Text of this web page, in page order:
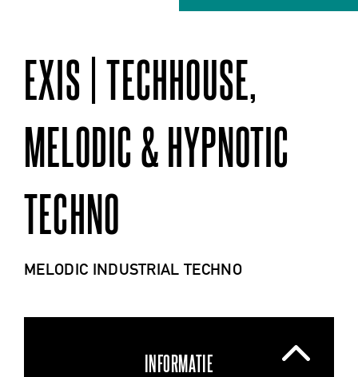
EXIS | TECHHOUSE,
MELODIC & HYPNOTIC
TECHNO
MELODIC INDUSTRIAL TECHNO
INFORMATIE